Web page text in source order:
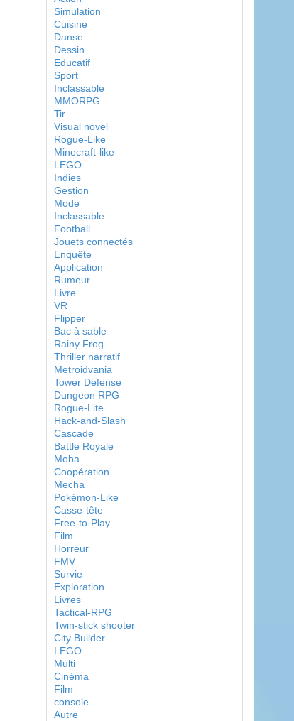
Simulation
Cuisine
Danse
Dessin
Educatif
Sport
Inclassable
MMORPG
Tir
Visual novel
Rogue-Like
Minecraft-like
LEGO
Indies
Gestion
Mode
Inclassable
Football
Jouets connectés
Enquête
Application
Rumeur
Livre
VR
Flipper
Bac à sable
Rainy Frog
Thriller narratif
Metroidvania
Tower Defense
Dungeon RPG
Rogue-Lite
Hack-and-Slash
Cascade
Battle Royale
Moba
Coopération
Mecha
Pokémon-Like
Casse-tête
Free-to-Play
Film
Horreur
FMV
Survie
Exploration
Livres
Tactical-RPG
Twin-stick shooter
City Builder
LEGO
Multi
Cinéma
Film
console
Autre